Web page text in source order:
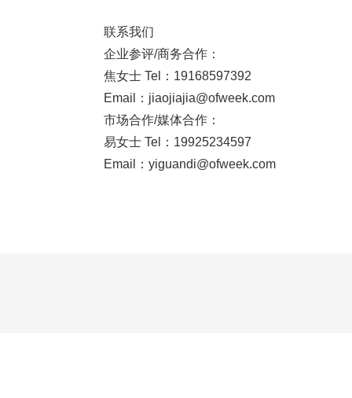
联系我们
企业参评/商务合作：
焦女士 Tel：19168597392
Email：jiaojiajia@ofweek.com
市场合作/媒体合作：
易女士 Tel：19925234597
Email：yiguandi@ofweek.com